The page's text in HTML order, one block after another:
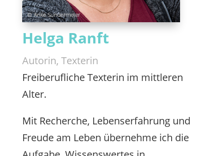
Helga Ranft
Autorin, Texterin
Freiberufliche Texterin im mittleren
Alter.
Mit Recherche, Lebenserfahrung und
Freude am Leben übernehme ich die